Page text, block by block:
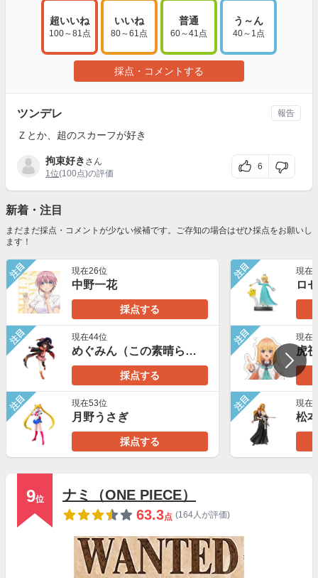
超いいね
100～81点
いいね
80～61点
普通
60～41点
う～ん
40～1点
採点・コメントする
ツンデレ
Ｚとか、超のスカーフが好き
拘束好き さん
1位(100点)の評価
6
報告
新着・注目
まだまだ採点・コメントが少ない候補です。ご存知の場合はぜひ採点をお願いし
ます！
注目 現在26位
中野一花
採点する
注目 現在44位
めぐみん（この素晴らしい世界に祝福を！）
採点する
注目 現在53位
月野うさぎ
採点する
注目 現在
ロ
注目 現在
虎
注目 現在
松
9位
ナミ（ONE PIECE）
63.3点 (164人が評価)